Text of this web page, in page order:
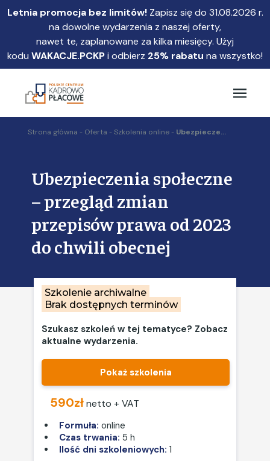
Przejdź
treści
Letnia promocja bez limitów!Zapisz się do 31.08.2026 r.
na dowolne wydarzenia z naszej oferty,
nawet te, zaplanowane za kilka miesięcy. Użyj
kodu WAKACJE.PCKPi odbierz 25% rabatu na wszystko!
Strona główna Oferta Szkolenia online Ubezpiecze...
Ubezpieczenia społeczne
– przegląd zmian
przepisów prawa od 2023
do chwili obecnej
Szkolenie archiwalne
Brak dostępnych terminów
Szukasz szkoleń w tej tematyce? Zobacz
aktualne wydarzenia.
Pokaż szkolenia
590złnetto + VAT
Formuła: online
Czas trwania: 5 h
Ilość dni szkoleniowych: 1